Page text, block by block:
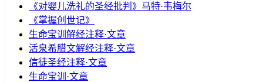
《对婴儿洗礼的圣经批判》马特·韦梅尔
《掌握创世记》
生命宝训解经注释·文章
活泉希腊文解经注释·文章
信徒圣经注释·文章
生命宝训·文章